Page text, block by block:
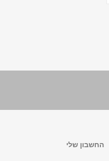
החשבון שלי